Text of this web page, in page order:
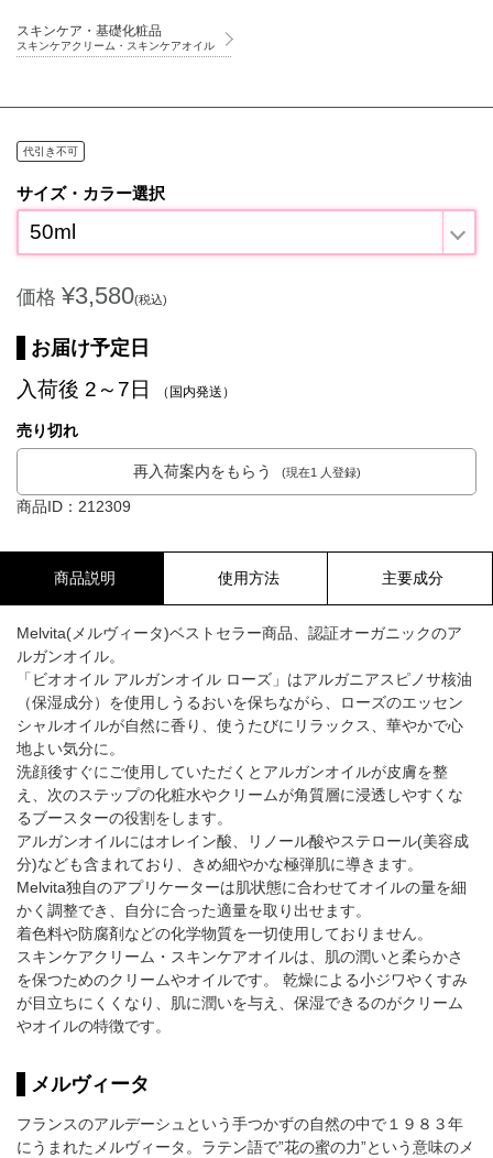
スキンケア・基礎化粧品
スキンケアクリーム・スキンケアオイル
代引き不可
サイズ・カラー選択
50ml
価格 ¥3,580(税込)
お届け予定日
入荷後 2～7日 （国内発送）
売り切れ
再入荷案内をもらう (現在1 人登録)
商品ID：212309
商品説明 使用方法 主要成分
Melvita(メルヴィータ)ベストセラー商品、認証オーガニックのア
ルガンオイル。
「ビオオイル アルガンオイル ローズ」はアルガニアスピノサ核油
（保湿成分）を使用しうるおいを保ちながら、ローズのエッセン
シャルオイルが自然に香り、使うたびにリラックス、華やかで心
地よい気分に。
洗顔後すぐにご使用していただくとアルガンオイルが皮膚を整
え、次のステップの化粧水やクリームが角質層に浸透しやすくな
るブースターの役割をします。
アルガンオイルにはオレイン酸、リノール酸やステロール(美容成
分)なども含まれており、きめ細やかな極弾肌に導きます。
Melvita独自のアプリケーターは肌状態に合わせてオイルの量を細
かく調整でき、自分に合った適量を取り出せます。
着色料や防腐剤などの化学物質を一切使用しておりません。
スキンケアクリーム・スキンケアオイルは、肌の潤いと柔らかさ
を保つためのクリームやオイルです。 乾燥による小ジワやくすみ
が目立ちにくくなり、肌に潤いを与え、保湿できるのがクリーム
やオイルの特徴です。
メルヴィータ
フランスのアルデーシュという手つかずの自然の中で１９８３年
にうまれたメルヴィータ。ラテン語で”花の蜜の力”という意味のメ